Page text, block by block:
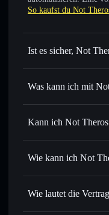
So kaufst du Not
Ist es sicher, Not
Not Theros
Was kann ich mit
Not Theros
Sofort tauschen–
Order Routing zum
Limit-Orders
per
Privat senden–
Kann ich Not
Wie kann ich Not
Not
Wie lautet die